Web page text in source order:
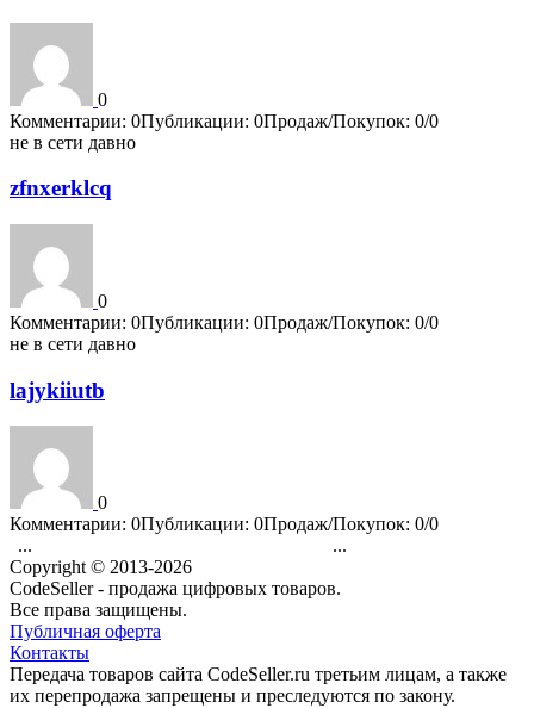
0
Комментарии: 0Публикации: 0Продаж/Покупок: 0/0
не в сети давно
zfnxerklcq
0
Комментарии: 0Публикации: 0Продаж/Покупок: 0/0
не в сети давно
lajykiiutb
0
Комментарии: 0Публикации: 0Продаж/Покупок: 0/0
... ...
Copyright © 2013-2026
CodeSeller - продажа цифровых товаров.
Все права защищены.
Публичная оферта
Контакты
Передача товаров сайта CodeSeller.ru третьим лицам, а также
их перепродажа запрещены и преследуются по закону.